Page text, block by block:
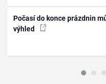
Počasí do konce prázdnin
výhled